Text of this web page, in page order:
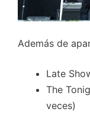
Además de
Late
The
veces)